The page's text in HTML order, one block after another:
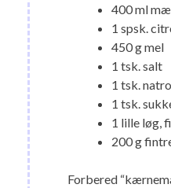
400 ml
1 spsk.
450 g mel
1 tsk. salt
1 tsk.
1 tsk.
1 lille løg,
200 g
Forbered